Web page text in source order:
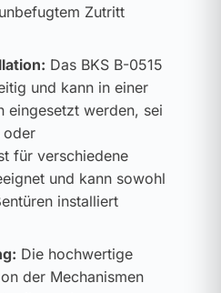
Zutritt
Das BKS B-0515
und kann in einer
eingesetzt werden, sei
oder
für verschiedene
und kann sowohl
installiert
Die hochwertige
der Mechanismen